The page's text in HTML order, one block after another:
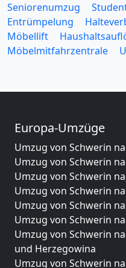
Seniorenumzug
Entrümpelung
Möbellift
Möbelmitfahrzentrale
Europa-Umzüge
Umzug von Schwerin
Umzug von Schwerin
Umzug von Schwerin
Umzug von Schwerin
Umzug von Schwerin
Umzug von Schwerin
Umzug von Schwerin
und Herzegowina
Umzug von Schwerin